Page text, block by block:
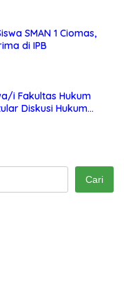
SMAN 1 Ciomas,
di IPB
i Fakultas Hukum
Diskusi Hukum
Cari